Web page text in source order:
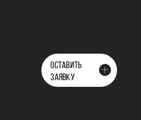
ОСТАВИТЬ
ЗАЯВКУ